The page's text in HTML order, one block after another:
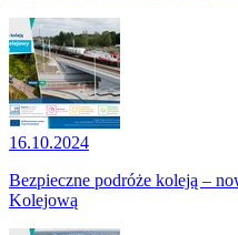
16.10.2024
Bezpieczne podróże koleją –
Kolejową